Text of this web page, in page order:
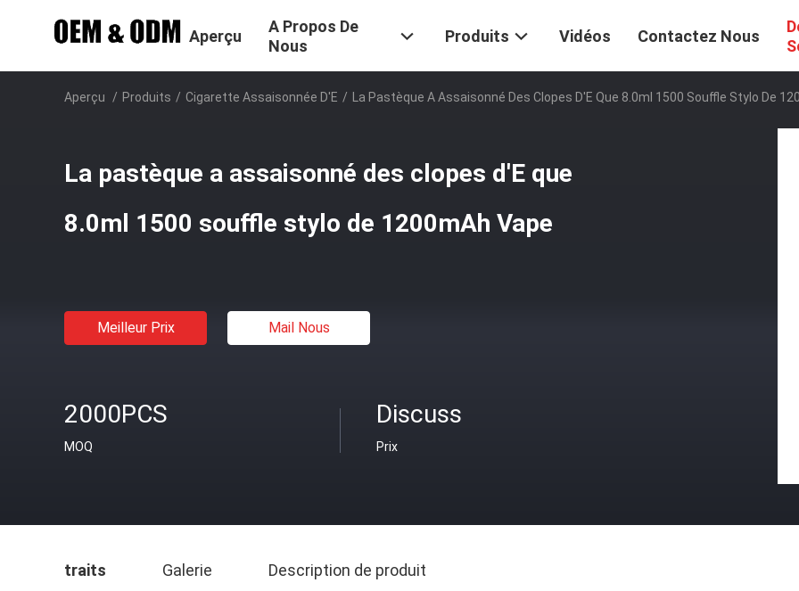
Aperçu
A Propos De
Nous
Produits Vidéos Contactez Nous
Aperçu / Produits / Cigarette Assaisonnée D'E / La Pastèque A Assaisonné Des Clopes D'E Que 8.0ml 1500 Souffle Stylo De
La pastèque a assaisonné des clopes d'E que
8.0ml 1500 souffle stylo de 1200mAh Vape
Meilleur Prix Mail Nous
2000PCS
MOQ
Discuss
Prix
traits Galerie Description de produit